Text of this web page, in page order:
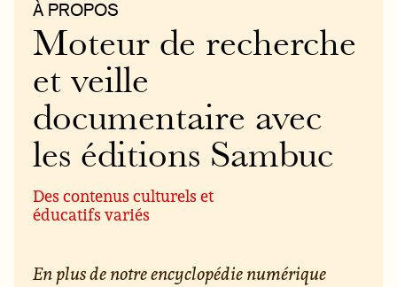
À PROPOS
Moteur de recherche
et veille
documentaire avec
les éditions Sambuc
Des contenus culturels et
éducatifs variés
En plus de notre encyclopédie numérique